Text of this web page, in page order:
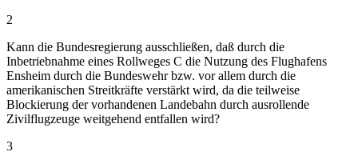
2
Kann die Bundesregierung ausschließen, daß durch die
Inbetriebnahme eines Rollweges C die Nutzung des Flughafens
Ensheim durch die Bundeswehr bzw. vor allem durch die
amerikanischen Streitkräfte verstärkt wird, da die teilweise
Blockierung der vorhandenen Landebahn durch ausrollende
Zivilflugzeuge weitgehend entfallen wird?
3